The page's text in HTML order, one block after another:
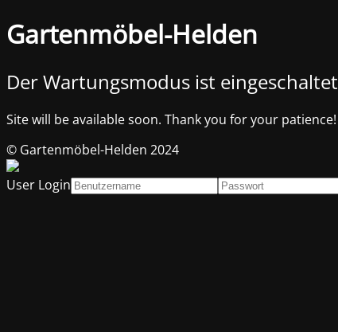
Gartenmöbel-Helden
Der Wartungsmodus ist eingeschaltet
Site will be available soon. Thank you for your patience!
© Gartenmöbel-Helden 2024
User Login